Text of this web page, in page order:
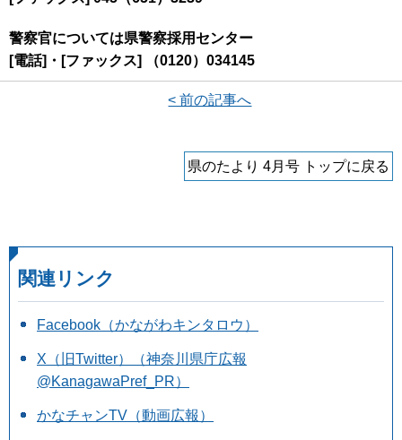
警察官については県警察採用センター
[電話]・[ファックス] （0120）034145
< 前の記事へ
県のたより 4月号 トップに戻る
関連リンク
Facebook（かながわキンタロウ）
X（旧Twitter）（神奈川県庁広報
@KanagawaPref_PR）
かなチャンTV（動画広報）